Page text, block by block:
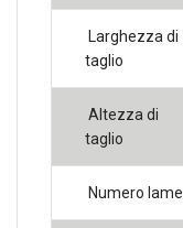
Larghezza di
taglio
Altezza di
taglio
Numero lame